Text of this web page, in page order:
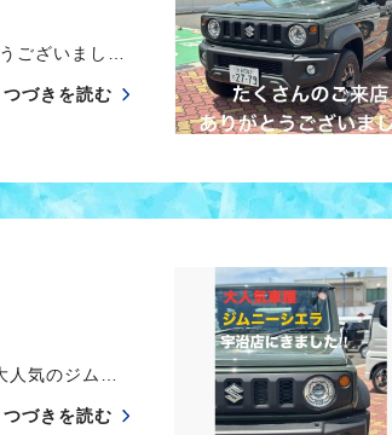
ございまし…
つづきを読む
気のジム…
つづきを読む